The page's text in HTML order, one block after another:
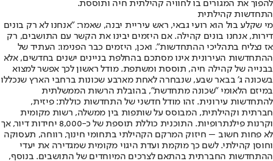
להפוך את המגורים בו לחוויה קהילתית חיה ותוססת.
התחדשות קהילתית
מי שקלע בול הוא רועי גבאי, ראש עיריית יבנה, שאמר: "אנחנו לא רק בונים
דירות, אנחנו בונים קהילה. אם היזמים יבינו את הקשר עם התושבים, רק
אז נצליח בתהליכי ההתחדשות". ואכן, היזמים כבר הפנימו: העתיד של
ההתחדשות העירונית אינו מסתכם בהחלפת בניינים ישנים בחדשים, אלא
בבנייה של קהילה חיה, תוססת ומשתפת. מודל ראשון לכך אפשר למצוא
בשכונה ג' בבאר שבע, שנבחרה לאחת מארבע שכונות ברחבי הארץ שנכללו
במיזם הלאומי "שכונה מתחדשת", בהובלת הרשות הממשלתית
להתחדשות עירונית. זהו מודל חדשני של התחדשות כוללת: פיזית,
חברתית וקהילתית, המבוסס על שותפות בין ממשלה, רשות מקומית
וקרנות פילנתרופיות. התוכנית כוללת תוספת של כ-8,000 יחידות דיור, אך
לא פחות חשוב – חיזוק המרקם הקהילתי בתחומי חינוך, רווחה, תעסוקה
וחוסן קהילתי. לשם כך מוקמת ועדת היגוי מקומית שמגדירה את יעדי
ההתחדשות החברתית בהתאם לצרכים המיוחדים של התושבים. בנוסף,